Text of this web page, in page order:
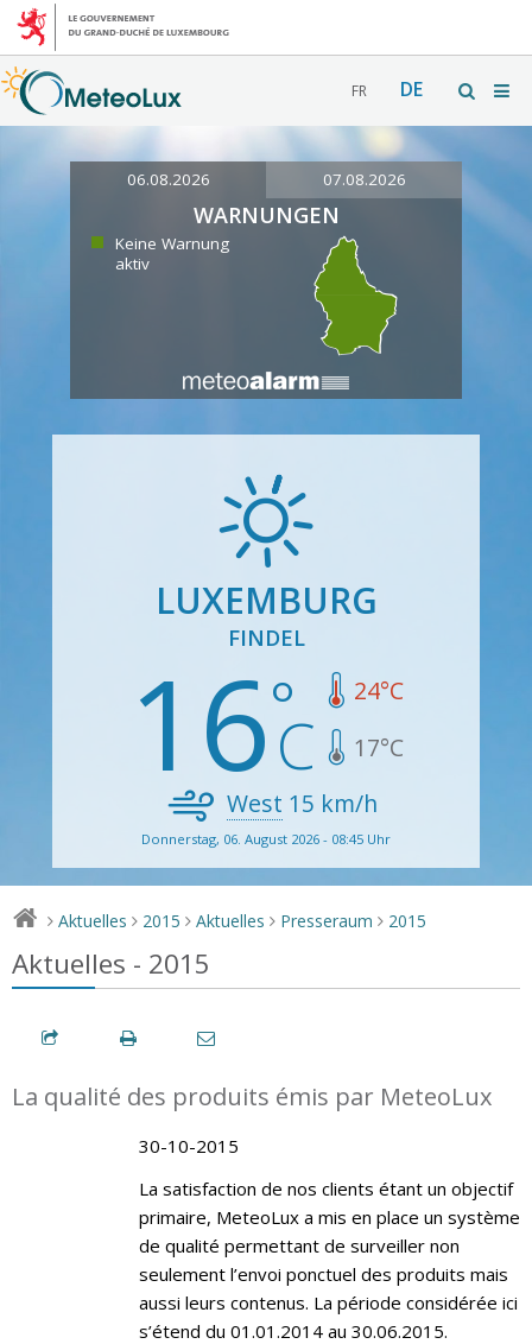
FR DE
06.08.2026 07.08.2026
WARNUNGEN
Keine Warnung
aktiv
LUXEMBURG
FINDEL
16 24°C
17°C
West 15 km/h
Donnerstag, 06. August 2026 - 08:45 Uhr
> Aktuelles > 2015 > Aktuelles > Presseraum > 2015
Aktuelles - 2015
La qualité des produits émis par MeteoLux
30-10-2015
La satisfaction de nos clients étant un objectif
primaire, MeteoLux a mis en place un système
de qualité permettant de surveiller non
seulement l’envoi ponctuel des produits mais
aussi leurs contenus. La période considérée ici
s’étend du 01.01.2014 au 30.06.2015.